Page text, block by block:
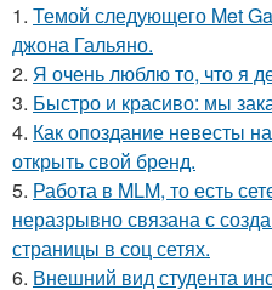
1. Темой следующего Met
джона Гальяно.
2. Я очень люблю то, что я
3. Быстро и красиво: мы
4. Как опоздание невесты
открыть свой бренд.
5. Работа в MLM, то есть
неразрывно связана с
страницы в соц сетях.
6. Внешний вид студента